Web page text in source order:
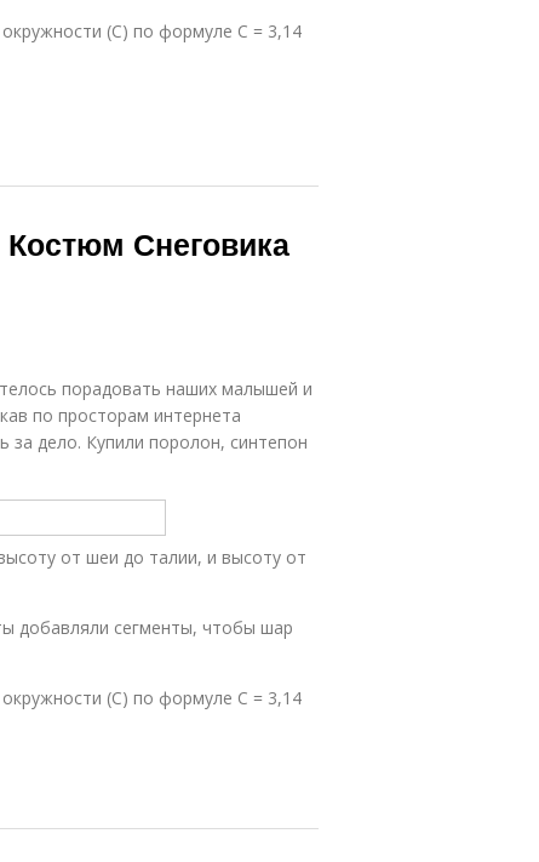
(С) по формуле С = 3,14
Снеговика
порадовать наших малышей и
по просторам интернета
дело. Купили поролон, синтепон
от шеи до талии, и высоту от
добавляли сегменты, чтобы шар
(С) по формуле С = 3,14